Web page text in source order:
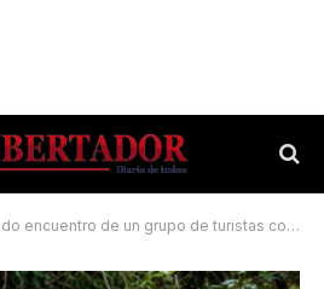
de un grupo de turistas con un yaguareté